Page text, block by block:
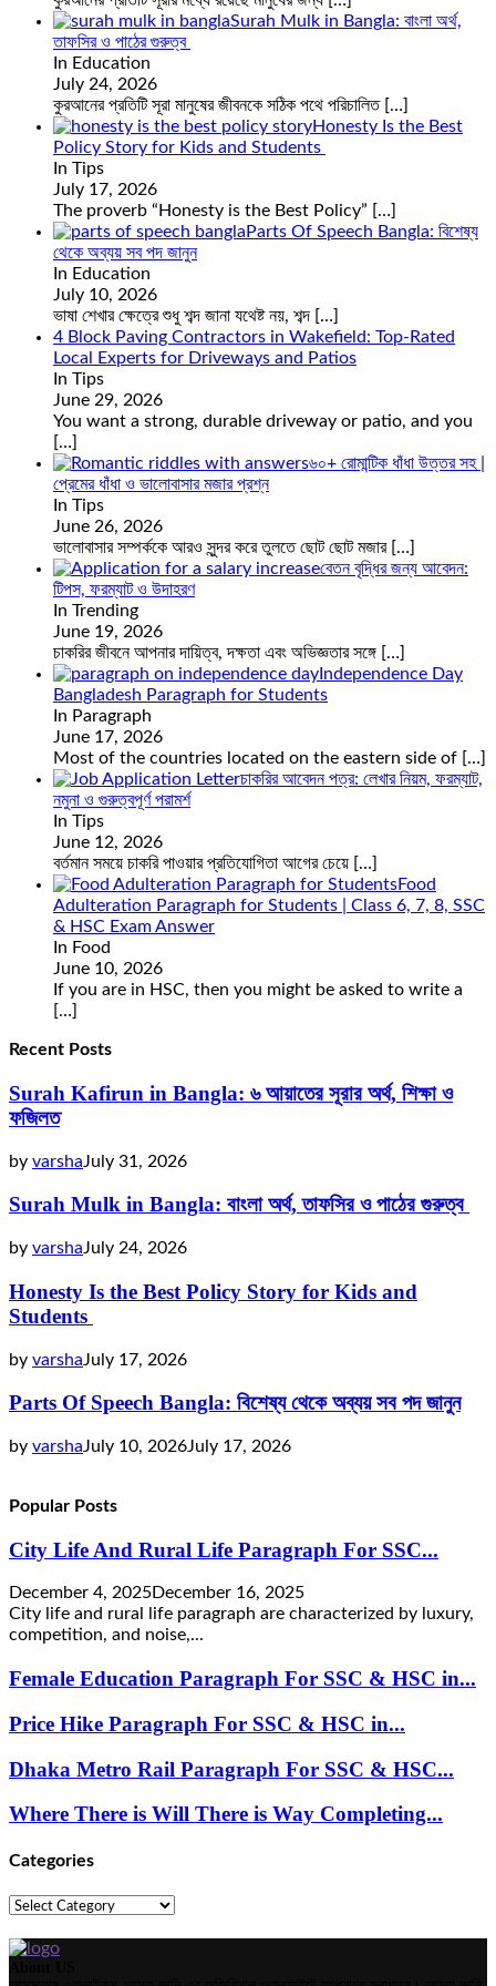
Surah Mulk in Bangla: বাংলা অর্থ,
তাফসির ও পাঠের গুরুত্ব
In Education
July 24, 2026
কুরআনের প্রতিটি সূরা মানুষের জীবনকে সঠিক পথে পরিচালিত […]
Honesty Is the Best
Policy Story for Kids and Students
In Tips
July 17, 2026
The proverb “Honesty is the Best Policy” […]
Parts Of Speech Bangla: বিশেষ্য
থেকে অব্যয় সব পদ জানুন
In Education
July 10, 2026
ভাষা শেখার ক্ষেত্রে শুধু শব্দ জানা যথেষ্ট নয়, শব্দ […]
4 Block Paving Contractors in Wakefield: Top-Rated
Local Experts for Driveways and Patios
In Tips
June 29, 2026
You want a strong, durable driveway or patio, and you
[…]
৬০+ রোমান্টিক ধাঁধা উত্তর সহ |
প্রেমের ধাঁধা ও ভালোবাসার মজার প্রশ্ন
In Tips
June 26, 2026
ভালোবাসার সম্পর্ককে আরও সুন্দর করে তুলতে ছোট ছোট মজার […]
বেতন বৃদ্ধির জন্য আবেদন:
টিপস, ফরম্যাট ও উদাহরণ
In Trending
June 19, 2026
চাকরির জীবনে আপনার দায়িত্ব, দক্ষতা এবং অভিজ্ঞতার সঙ্গে […]
Independence Day
Bangladesh Paragraph for Students
In Paragraph
June 17, 2026
Most of the countries located on the eastern side of […]
চাকরির আবেদন পত্র: লেখার নিয়ম, ফরম্যাট,
নমুনা ও গুরুত্বপূর্ণ পরামর্শ
In Tips
June 12, 2026
বর্তমান সময়ে চাকরি পাওয়ার প্রতিযোগিতা আগের চেয়ে […]
Food
Adulteration Paragraph for Students | Class 6, 7, 8, SSC
& HSC Exam Answer
In Food
June 10, 2026
If you are in HSC, then you might be asked to write a
[…]
Recent Posts
Surah Kafirun in Bangla: ৬ আয়াতের সূরার অর্থ, শিক্ষা ও
ফজিলত
by varshaJuly 31, 2026
Surah Mulk in Bangla: বাংলা অর্থ, তাফসির ও পাঠের গুরুত্ব
by varshaJuly 24, 2026
Honesty Is the Best Policy Story for Kids and
Students
by varshaJuly 17, 2026
Parts Of Speech Bangla: বিশেষ্য থেকে অব্যয় সব পদ জানুন
by varshaJuly 10, 2026July 17, 2026
Popular Posts
City Life And Rural Life Paragraph For SSC...
December 4, 2025December 16, 2025
City life and rural life paragraph are characterized by luxury,
competition, and noise,...
Female Education Paragraph For SSC & HSC in...
Price Hike Paragraph For SSC & HSC in...
Dhaka Metro Rail Paragraph For SSC & HSC...
Where There is Will There is Way Completing...
Categories
Categories